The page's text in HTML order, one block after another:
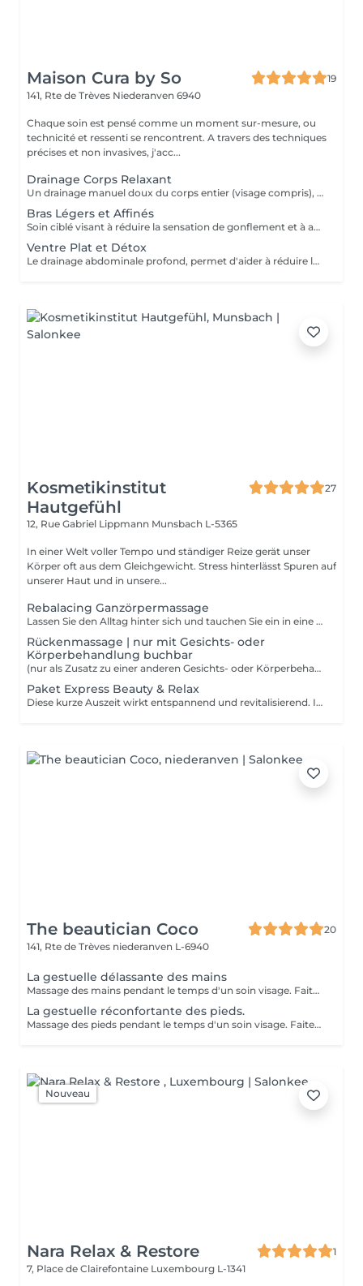
Maison Cura by So
19
141, Rte de Trèves Niederanven 6940
Chaque soin est pensé comme un moment sur-mesure, ou
technicité et ressenti se rencontrent. A travers des techniques
précises et non invasives, j'acc...
Drainage Corps Relaxant
Un drainage manuel doux du corps entier (visage compris), favorisant la détente profonde, la circulation lymphatique et la sensation de légèreté. Idéal en période de stress, de fatigue, ou lorsque le corps a besoin d'un véritable moment de récupération.
Bras Légers et Affinés
Soin ciblé visant à réduire la sensation de gonflement et à améliorer le confort des bras. Favorise la circulation et procure une sensation de légèreté immédiate.
Ventre Plat et Détox
Le drainage abdominale profond, permet d'aider à réduire la sensation de gonflement liée à plusieurs facteurs (stress, déséquilibre hormonal, inflammation chronique, problèmes digestifs, diastasis). Ce soin procure un véritable relâchement des tensions abdominales procurant un sentiment de bien être immédiat après la séance.
Kosmetikinstitut
Hautgefühl
27
12, Rue Gabriel Lippmann Munsbach L-5365
In einer Welt voller Tempo und ständiger Reize gerät unser
Körper oft aus dem Gleichgewicht. Stress hinterlässt Spuren auf
unserer Haut und in unsere...
Rebalacing Ganzörpermassage
Lassen Sie den Alltag hinter sich und tauchen Sie ein in eine Welt absoluten Wohlbefindens. Diese Massage ist für alle die Stress und Hektik ausgesetzt sind. Sie konzentriert sich auf ihr inneres Wohlbefinden, vermittelt Balance und gleicht die Bedürfnisse des Körpers aus. Körper, Geist und Seele werden entspannt und die Energiezirkulation wird wiederhergestellt.
Rückenmassage | nur mit Gesichts- oder
Körperbehandlung buchbar
(nur als Zusatz zu einer anderen Gesichts- oder Körperbehandlung buchbar)
Paket Express Beauty & Relax
Diese kurze Auszeit wirkt entspannend und revitalisierend. Ideal um die Akkus in der Mittagspause oder nach Feierabend noch einmal aufzuladen. Die Haut wird mild gereinigt und tonisiert. Eine Kombination aus Rücken- Gesicht und Kopfmassage bringt Ihnen intensive Entspannung. Für ein frisches und energiegeladenes Aussehen werden Ihre Wimpern und Augenbrauen gefärbt.
The beautician Coco
20
141, Rte de Trèves niederanven L-6940
La gestuelle délassante des mains
Massage des mains pendant le temps d'un soin visage. Faites vous plaisir en rajoutant ce petit plus à votre soin visage pour une relaxation intense.
La gestuelle réconfortante des pieds.
Massage des pieds pendant le temps d'un soin visage. Faites vous plaisir en rajoutant ce petit plus à votre soin visage pour une relaxation intense.
Nouveau
Nara Relax & Restore
1
7, Place de Clairefontaine Luxembourg L-1341